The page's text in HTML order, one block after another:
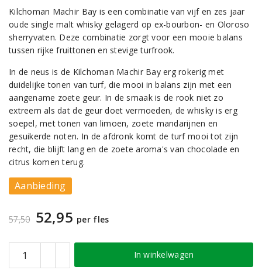
Kilchoman Machir Bay is een combinatie van vijf en zes jaar
oude single malt whisky gelagerd op ex-bourbon- en Oloroso
sherryvaten. Deze combinatie zorgt voor een mooie balans
tussen rijke fruittonen en stevige turfrook.
In de neus is de Kilchoman Machir Bay erg rokerig met
duidelijke tonen van turf, die mooi in balans zijn met een
aangename zoete geur. In de smaak is de rook niet zo
extreem als dat de geur doet vermoeden, de whisky is erg
soepel, met tonen van limoen, zoete mandarijnen en
gesuikerde noten. In de afdronk komt de turf mooi tot zijn
recht, die blijft lang en de zoete aroma's van chocolade en
citrus komen terug.
Aanbieding
57,50 52,95 per fles
In winkelwagen